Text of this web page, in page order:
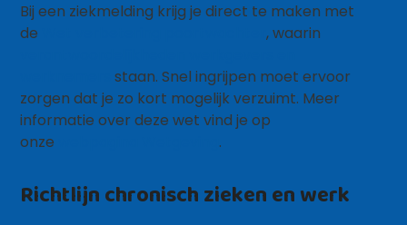
Bij een ziekmelding krijg je direct te maken met
de
Wet verbetering poortwachter, waarin
staan. Snel ingrijpen moet ervoor
zorgen dat je zo kort mogelijk verzuimt. Meer
informatie over deze wet vind je op
onze
.
Richtlijn chronisch zieken en werk